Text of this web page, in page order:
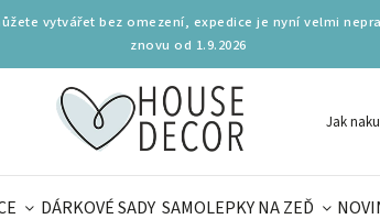
vytvářet bez omezení, expedice je nyní velmi
znovu od 1.9.2026
Jak
DÁRKOVÉ SADY SAMOLEPKY NA ZEĎ